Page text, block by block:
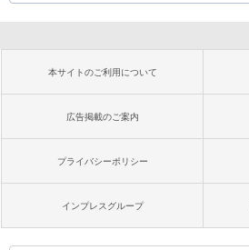
本サイトのご利用について
広告掲載のご案内
プライバシーポリシー
インプレスグループ